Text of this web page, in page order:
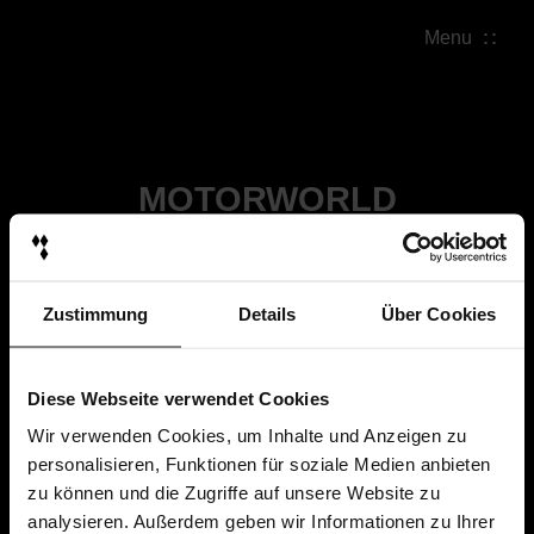
Zustimmung Details Über Cookies
Diese Webseite verwendet Cookies
Wir verwenden Cookies, um Inhalte und Anzeigen zu
personalisieren, Funktionen für soziale Medien anbieten
zu können und die Zugriffe auf unsere Website zu
analysieren. Außerdem geben wir Informationen zu Ihrer
Menu
MOTORWORLD